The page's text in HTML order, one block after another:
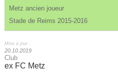
Metz ancien joueur
Stade de Reims 2015-2016
Mise à jour :
20.10.2019
Club
ex FC Metz